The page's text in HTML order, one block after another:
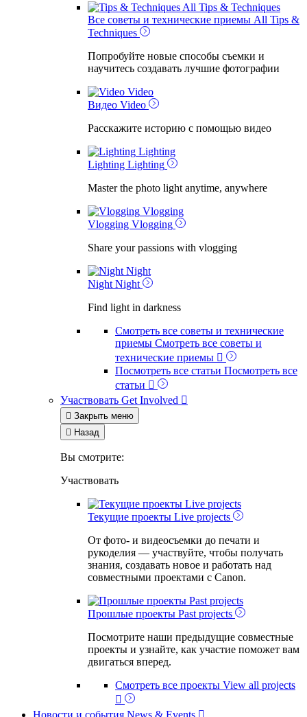
All Tips & Techniques
Все советы и технические приемы All Tips &
Techniques
Попробуйте новые способы съемки и
научитесь создавать лучшие фотографии
Video
Видео Video
Расскажите историю с помощью видео
Lighting
Lighting Lighting
Master the photo light anytime, anywhere
Vlogging
Vlogging Vlogging
Share your passions with vlogging
Night
Night Night
Find light in darkness
Смотреть все советы и технические
приемы Смотреть все советы и
технические приемы 
Посмотреть все статьи Посмотреть все
статьи 
Участвовать Get Involved 
 Закрыть меню
 Назад
Вы смотрите:
Участвовать
Live projects
Текущие проекты Live projects
От фото- и видеосъемки до печати и
рукоделия — участвуйте, чтобы получать
знания, создавать новое и работать над
совместными проектами с Canon.
Past projects
Прошлые проекты Past projects
Посмотрите наши предыдущие совместные
проекты и узнайте, как участие поможет вам
двигаться вперед.
Смотреть все проекты View all projects

Новости и события News & Events 